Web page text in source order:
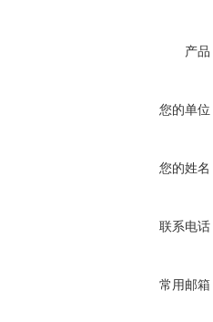
产品
您的单位
您的姓名
联系电话
常用邮箱